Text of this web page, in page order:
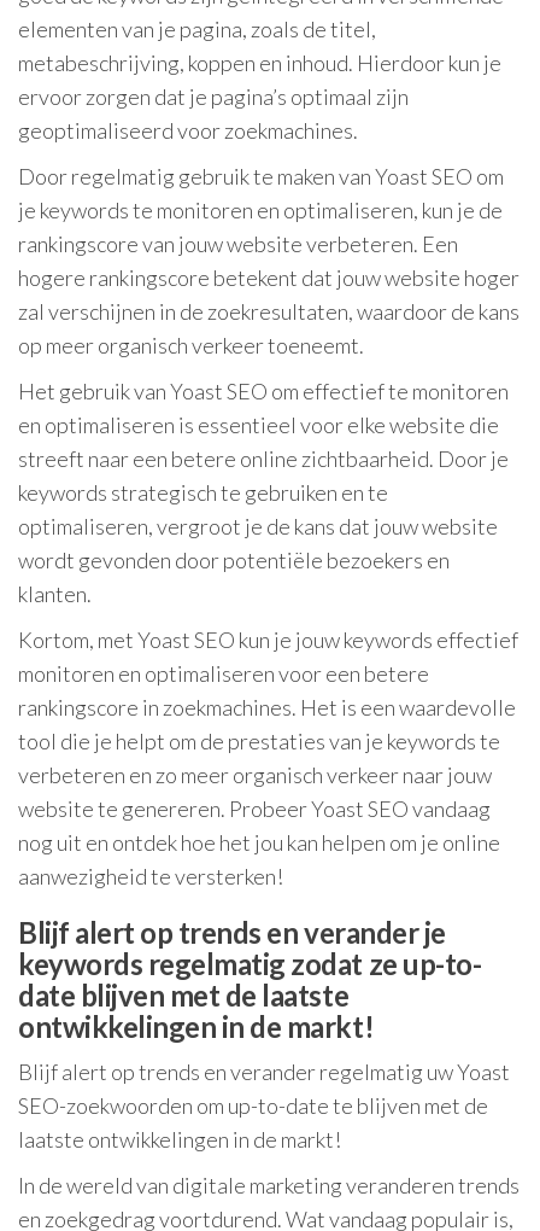
elementen van je pagina, zoals de titel,
metabeschrijving, koppen en inhoud. Hierdoor kun je
ervoor zorgen dat je pagina’s optimaal zijn
geoptimaliseerd voor zoekmachines.
Door regelmatig gebruik te maken van Yoast SEO om
je keywords te monitoren en optimaliseren, kun je de
rankingscore van jouw website verbeteren. Een
hogere rankingscore betekent dat jouw website hoger
zal verschijnen in de zoekresultaten, waardoor de kans
op meer organisch verkeer toeneemt.
Het gebruik van Yoast SEO om effectief te monitoren
en optimaliseren is essentieel voor elke website die
streeft naar een betere online zichtbaarheid. Door je
keywords strategisch te gebruiken en te
optimaliseren, vergroot je de kans dat jouw website
wordt gevonden door potentiële bezoekers en
klanten.
Kortom, met Yoast SEO kun je jouw keywords effectief
monitoren en optimaliseren voor een betere
rankingscore in zoekmachines. Het is een waardevolle
tool die je helpt om de prestaties van je keywords te
verbeteren en zo meer organisch verkeer naar jouw
website te genereren. Probeer Yoast SEO vandaag
nog uit en ontdek hoe het jou kan helpen om je online
aanwezigheid te versterken!
Blijf alert op trends en verander je
keywords regelmatig zodat ze up-to-
date blijven met de laatste
ontwikkelingen in de markt!
Blijf alert op trends en verander regelmatig uw Yoast
SEO-zoekwoorden om up-to-date te blijven met de
laatste ontwikkelingen in de markt!
In de wereld van digitale marketing veranderen trends
en zoekgedrag voortdurend. Wat vandaag populair is,